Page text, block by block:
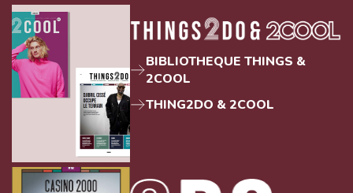
BIBLIOTHEQUE THINGS &
2COOL
THING2DO & 2COOL